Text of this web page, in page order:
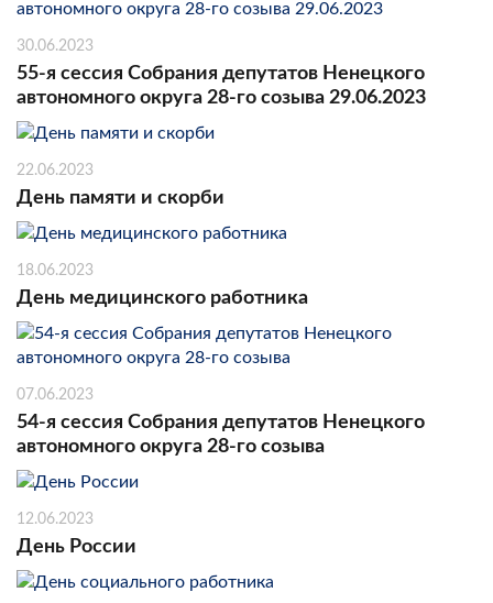
30.06.2023
55-я сессия Собрания депутатов Ненецкого
автономного округа 28-го созыва 29.06.2023
22.06.2023
День памяти и скорби
18.06.2023
День медицинского работника
07.06.2023
54-я сессия Собрания депутатов Ненецкого
автономного округа 28-го созыва
12.06.2023
День России